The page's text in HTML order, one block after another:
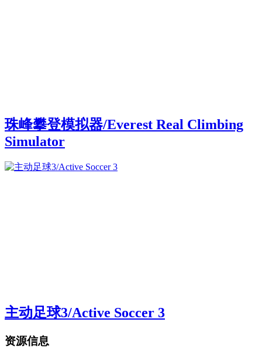
珠峰攀登模拟器/Everest Real Climbing
Simulator
主动足球3/Active Soccer 3
资源信息